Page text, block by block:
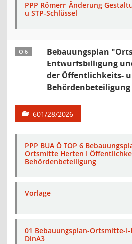
PPP Römern Änderung
u STP-Schlüssel
Ö 6
Bebauungsplan
Entwurfsbilligung
der Öffentlichkeits-
Behördenbeteiligung
601/28/2026
PPP BUA Ö TOP 6
Ortsmitte Herten I
Behördenbeteiligung
Vorlage
01 Bebauungsplan-Ortsmitte-
DinA3